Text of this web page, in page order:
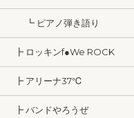
┗ ピアノ弾き語り
┣ ロッキンf●We ROCK
┣ アリーナ37℃
┣ バンドやろうぜ